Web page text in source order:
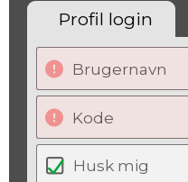
Profil login
Brugernavn
Kode
Husk mig